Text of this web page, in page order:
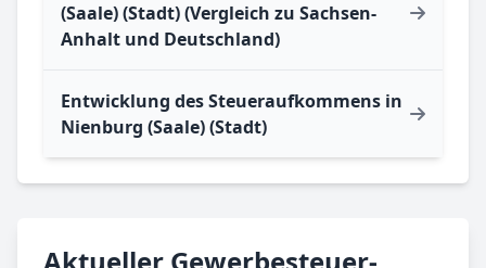
(Saale) (Stadt) (Vergleich zu Sachsen-
Anhalt und Deutschland)
Entwicklung des Steueraufkommens in
Nienburg (Saale) (Stadt)